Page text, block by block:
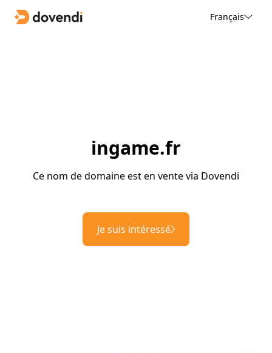
Français
ingame.fr
Ce nom de domaine est en vente via Dovendi
Je suis intéressé